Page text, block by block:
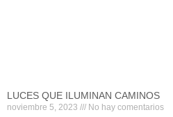
LUCES QUE ILUMINAN CAMINOS
noviembre 5, 2023 No hay comentarios